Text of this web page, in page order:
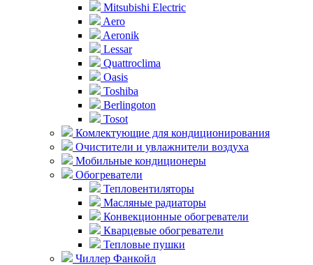
Mitsubishi Electric
Aero
Aeronik
Lessar
Quattroclima
Oasis
Toshiba
Berlingoton
Tosot
Комлектующие для кондиционирования
Очистители и увлажнители воздуха
Мобильные кондиционеры
Обогреватели
Тепловентиляторы
Масляные радиаторы
Конвекционные обогреватели
Кварцевые обогреватели
Тепловые пушки
Чиллер Фанкойл